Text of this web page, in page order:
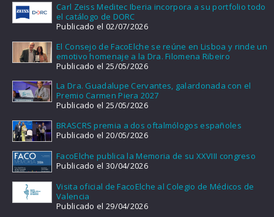
Carl Zeiss Meditec Iberia incorpora a su portfolio todo
el catálogo de DORC
Publicado el 02/07/2026
El Consejo de FacoElche se reúne en Lisboa y rinde un
emotivo homenaje a la Dra. Filomena Ribeiro
Publicado el 25/05/2026
La Dra. Guadalupe Cervantes, galardonada con el
Premio Carmen Piera 2027
Publicado el 25/05/2026
BRASCRS premia a dos oftalmólogos españoles
Publicado el 20/05/2026
FacoElche publica la Memoria de su XXVIII congreso
Publicado el 30/04/2026
Visita oficial de FacoElche al Colegio de Médicos de
Valencia
Publicado el 29/04/2026